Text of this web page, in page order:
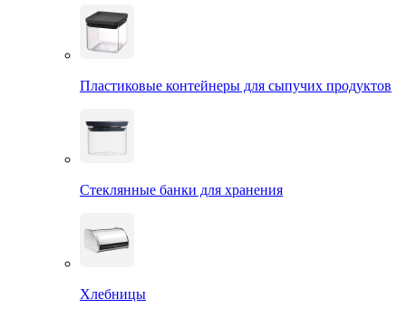
Пластиковые контейнеры для сыпучих продуктов
Стеклянные банки для хранения
Хлебницы